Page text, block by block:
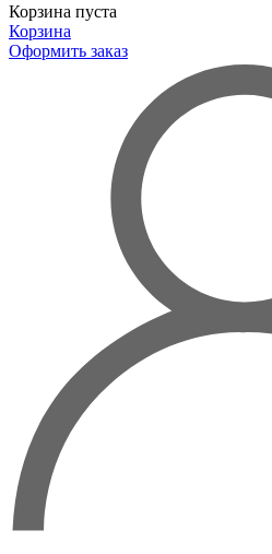
Корзина пуста
Корзина
Оформить заказ